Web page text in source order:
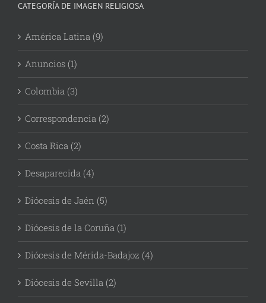
CATEGORÍA DE IMAGEN RELIGIOSA
América Latina (9)
Anuncios (1)
Colombia (3)
Correspondencia (2)
Costa Rica (2)
Desaparecida (4)
Diócesis de Jaén (5)
Diócesis de la Coruña (1)
Diócesis de Mérida-Badajoz (4)
Diócesis de Sevilla (2)